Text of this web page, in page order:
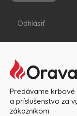
Odhlásiť
Predávame krbové
a príslušenstvo za
zákazníkom.